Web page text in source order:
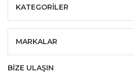
KATEGORİLER
MARKALAR
BİZE ULAŞIN